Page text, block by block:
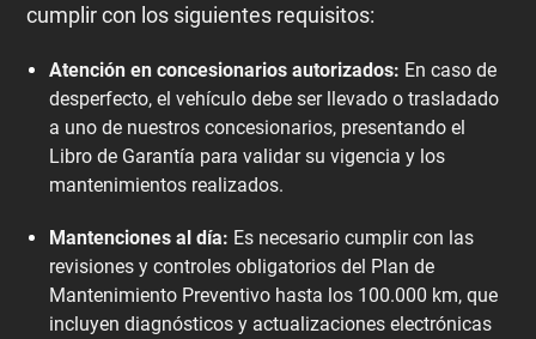
cumplir con los siguientes requisitos:
Atención en concesionarios autorizados: En caso de
desperfecto, el vehículo debe ser llevado o trasladado
a uno de nuestros concesionarios, presentando el
Libro de Garantía para validar su vigencia y los
mantenimientos realizados.
Mantenciones al día: Es necesario cumplir con las
revisiones y controles obligatorios del Plan de
Mantenimiento Preventivo hasta los 100.000 km, que
incluyen diagnósticos y actualizaciones electrónicas